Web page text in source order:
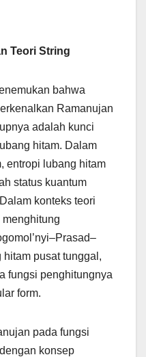
Teori String
bahwa
Ramanujan
adalah kunci
hitam. Dalam
entropi lubang hitam
status kuantum
konteks teori
pusat tunggal,
fungsi penghitungnya
form.
pada fungsi
konsep